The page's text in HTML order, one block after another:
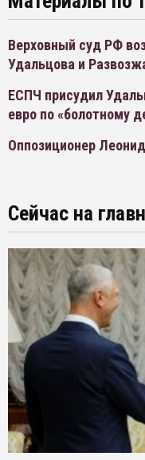
Верховный суд РФ
Удальцова и
ЕСПЧ присудил
евро по «болотному
Оппозиционер
Сейчас на